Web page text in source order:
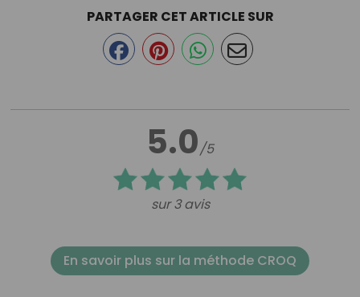
5.0/5
sur 3 avis
PARTAGER CET ARTICLE SUR
En savoir plus sur la méthode CROQ